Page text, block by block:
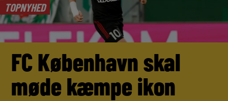
TOPNYHED
FC København skal
møde kæmpe ikon